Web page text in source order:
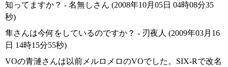
知ってますか？ - 名無しさん (2008年10月05日 04時08分35
秒)
隼さんは今何をしているのですか？ - 刃夜人 (2009年03月16
日 14時15分55秒)
VOの青漣さんは以前メルロメロのVOでした。SIX-Rで改名